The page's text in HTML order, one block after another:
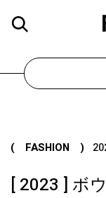
( FASHION )
[ 2023 ] ボ